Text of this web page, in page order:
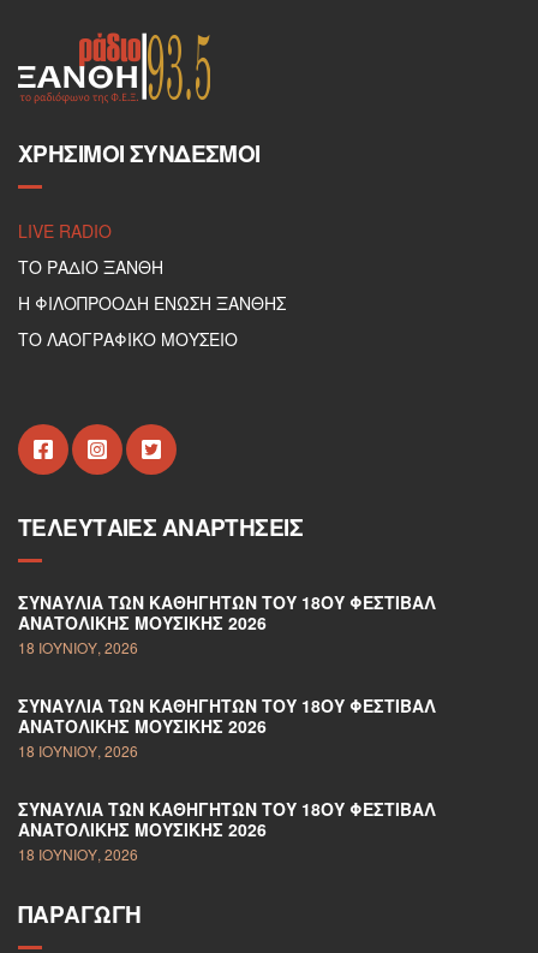
ΧΡΉΣΙΜΟΙ ΣΎΝΔΕΣΜΟΙ
LIVE RADIO
ΤΟ ΡΑΔΙΟ ΞΑΝΘΗ
Η ΦΙΛΟΠΡΟΟΔΗ ΕΝΩΣΗ ΞΑΝΘΗΣ
ΤΟ ΛΑΟΓΡΑΦΙΚΟ ΜΟΥΣΕΙΟ
ΤΕΛΕΥΤΑΊΕΣ ΑΝΑΡΤΉΣΕΙΣ
ΣΥΝΑΥΛΊΑ ΤΩΝ ΚΑΘΗΓΗΤΏΝ ΤΟΥ 18ΟΥ ΦΕΣΤΙΒΆΛ
ΑΝΑΤΟΛΙΚΉΣ ΜΟΥΣΙΚΉΣ 2026
18 ΙΟΥΝΊΟΥ, 2026
ΣΥΝΑΥΛΊΑ ΤΩΝ ΚΑΘΗΓΗΤΏΝ ΤΟΥ 18ΟΥ ΦΕΣΤΙΒΆΛ
ΑΝΑΤΟΛΙΚΉΣ ΜΟΥΣΙΚΉΣ 2026
18 ΙΟΥΝΊΟΥ, 2026
ΣΥΝΑΥΛΊΑ ΤΩΝ ΚΑΘΗΓΗΤΏΝ ΤΟΥ 18ΟΥ ΦΕΣΤΙΒΆΛ
ΑΝΑΤΟΛΙΚΉΣ ΜΟΥΣΙΚΉΣ 2026
18 ΙΟΥΝΊΟΥ, 2026
ΠΑΡΑΓΩΓΉ